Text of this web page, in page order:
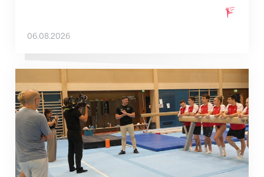
06.08.2026
Mit klaren Zielen nach Zagreb